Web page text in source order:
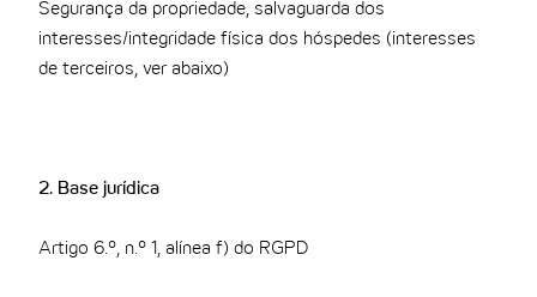
Segurança da propriedade, salvaguarda dos
interesses/integridade física dos hóspedes (interesses
de terceiros, ver abaixo)
2. Base jurídica
Artigo 6.º, n.º 1, alínea f) do RGPD